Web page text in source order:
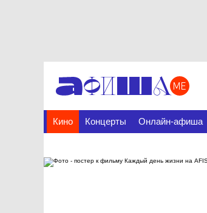
Кино Концерты Онлайн-афиша